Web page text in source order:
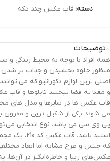
دسته: قاب عکس چند تکه
توضیحات
همه افراد با توجه به محیط زندگی و
منظور جلوه بخشیدن و جذاب تر شدن
اصلی ترین لوازم دکوراتیو که می
و معنا به فضا ببخشد تابلوها و قاب
قاب عکس ها در سایزها و مدل های
می شوند یکی از شکیل ترین و
پی وی سی می باشد. نوع انتخابی
که جنس و طرح مشابه اما ابعاد مختلفی
عکس‌های زیبا و خاطره‌انگیز در آن‌ها،